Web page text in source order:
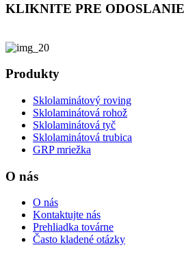
KLIKNITE PRE
Produkty
Sklolaminátový roving
Sklolaminátová rohož
Sklolaminátová tyč
Sklolaminátová trubica
GRP mriežka
O nás
O nás
Kontaktujte nás
Prehliadka továrne
Často kladené otázky